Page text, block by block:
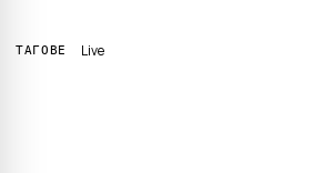
ТАГОВЕ Live